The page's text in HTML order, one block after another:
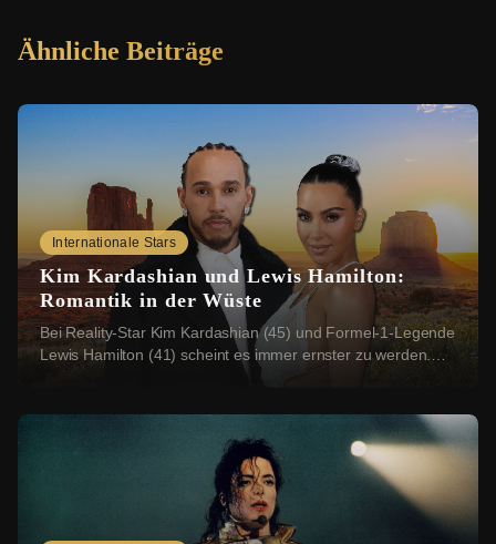
Ähnliche Beiträge
Internationale Stars
Kim Kardashian und Lewis Hamilton:
Romantik in der Wüste
Bei Reality-Star Kim Kardashian (45) und Formel-1-Legende
Lewis Hamilton (41) scheint es immer ernster zu werden.